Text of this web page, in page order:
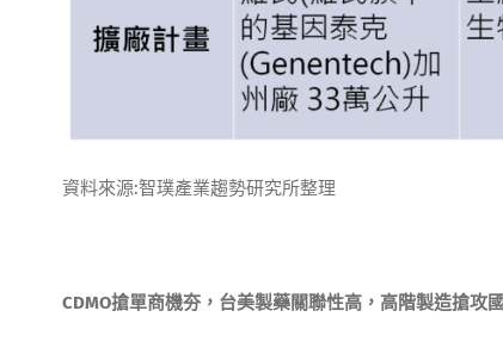
資料來源:智璞產業趨勢研究所整理
CDMO搶單商機夯，台美製藥關聯性高，高階製造搶攻